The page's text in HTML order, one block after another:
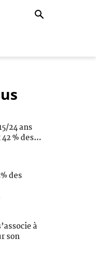
24 ans
% des...
des
à
son